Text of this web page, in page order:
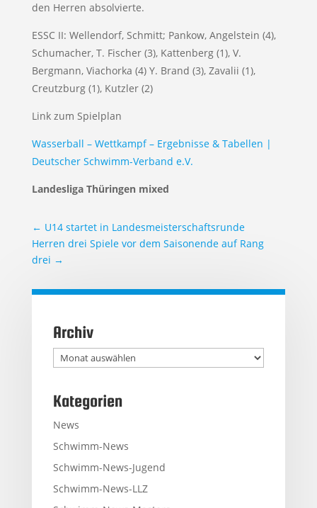
den Herren absolvierte.
ESSC II: Wellendorf, Schmitt; Pankow, Angelstein (4),
Schumacher, T. Fischer (3), Kattenberg (1), V.
Bergmann, Viachorka (4) Y. Brand (3), Zavalii (1),
Creutzburg (1), Kutzler (2)
Link zum Spielplan
Wasserball – Wettkampf – Ergebnisse & Tabellen |
Deutscher Schwimm-Verband e.V.
Landesliga Thüringen mixed
← U14 startet in Landesmeisterschaftsrunde
Herren drei Spiele vor dem Saisonende auf Rang
drei →
Archiv
Archiv
Kategorien
News
Schwimm-News
Schwimm-News-Jugend
Schwimm-News-LLZ